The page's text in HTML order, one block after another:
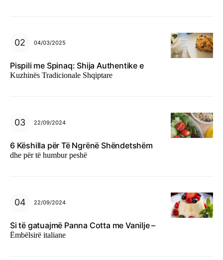
04/03/2025
Pispili me Spinaq: Shija Authentike e
Kuzhinës Tradicionale Shqiptare
22/09/2024
6 Këshilla për Të Ngrënë Shëndetshëm
dhe për të humbur peshë
22/09/2024
Si të gatuajmë Panna Cotta me Vanilje –
Ëmbëlsirë italiane